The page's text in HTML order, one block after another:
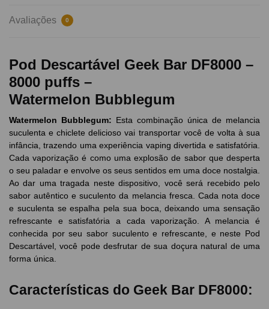
Avaliações 0
Pod Descartável Geek Bar DF8000 –
8000 puffs –
Watermelon Bubblegum
Watermelon Bubblegum: Esta combinação única de melancia
suculenta e chiclete delicioso vai transportar você de volta à sua
infância, trazendo uma experiência vaping divertida e satisfatória.
Cada vaporização é como uma explosão de sabor que desperta
o seu paladar e envolve os seus sentidos em uma doce nostalgia.
Ao dar uma tragada neste dispositivo, você será recebido pelo
sabor autêntico e suculento da melancia fresca. Cada nota doce
e suculenta se espalha pela sua boca, deixando uma sensação
refrescante e satisfatória a cada vaporização. A melancia é
conhecida por seu sabor suculento e refrescante, e neste Pod
Descartável, você pode desfrutar de sua doçura natural de uma
forma única.
Características do Geek Bar DF8000: